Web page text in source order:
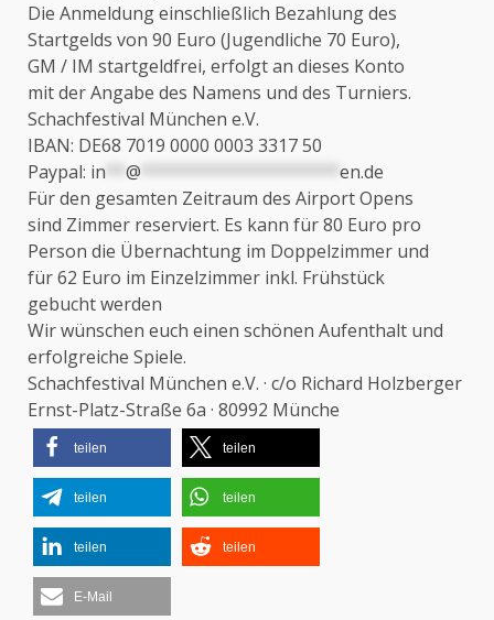
Die Anmeldung einschließlich Bezahlung des
Startgelds von 90 Euro (Jugendliche 70 Euro),
GM / IM startgeldfrei, erfolgt an dieses Konto
mit der Angabe des Namens und des Turniers.
Schachfestival München e.V.
IBAN: DE68 7019 0000 0003 3317 50
Paypal: in @
en.de
Für den gesamten Zeitraum des Airport Opens
sind Zimmer reserviert. Es kann für 80 Euro pro
Person die Übernachtung im Doppelzimmer und
für 62 Euro im Einzelzimmer inkl. Frühstück
gebucht werden
Wir wünschen euch einen schönen Aufenthalt und
erfolgreiche Spiele.
Schachfestival München e.V. · c/o Richard Holzberger
Ernst-Platz-Straße 6a · 80992 Münche
teilen teilen
teilen teilen
teilen teilen
E-Mail